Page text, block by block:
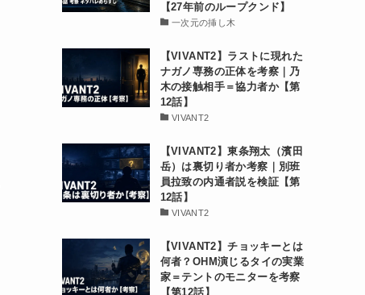
【27年前のループクンド】
一次元の挿し木
【VIVANT2】ラストに現れた
ナガノ専務の正体を考察｜乃
木の接触相手＝協力者か【第
12話】
VIVANT2
【VIVANT2】東条翔太（濱田
岳）は裏切り者か考察｜別班
員拉致の内通者説を検証【第
12話】
VIVANT2
【VIVANT2】チョッキーとは
何者？OHM演じるタイの実業
家＝テントのモニターを考察
【第12話】